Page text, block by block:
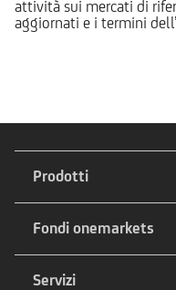
attività sui mercati di
aggiornati e i termini
Prodotti
Fondi onemarkets
Servizi